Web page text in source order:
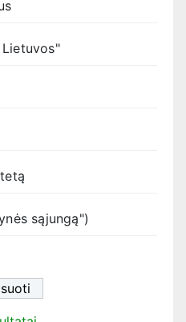
sąjungą")